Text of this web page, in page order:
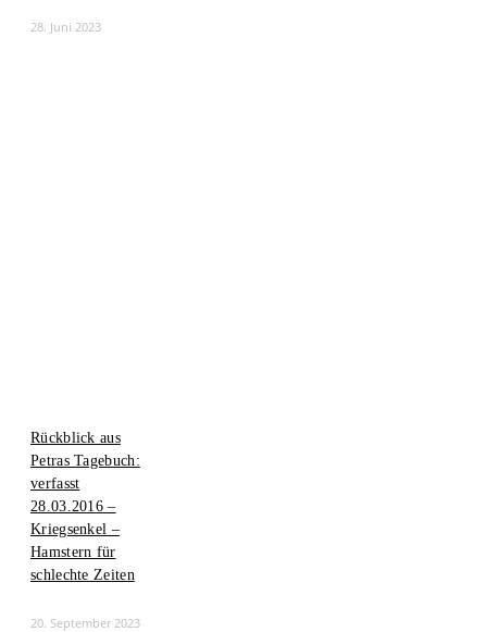
28. Juni 2023
Rückblick aus
Petras Tagebuch:
verfasst
28.03.2016 –
Kriegsenkel –
Hamstern für
schlechte Zeiten
20. September 2023